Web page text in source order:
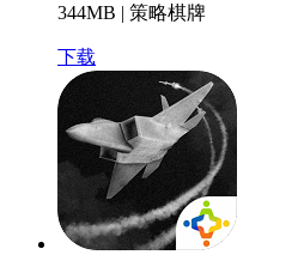
344MB | 策略棋牌
下载